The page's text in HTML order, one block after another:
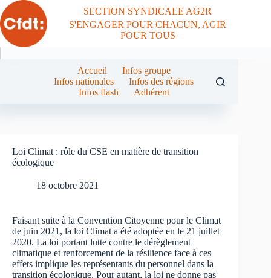
Passer
au
contenu
SECTION SYNDICALE AG2R
S'ENGAGER POUR CHACUN, AGIR
POUR TOUS
Accueil
Infos groupe
Infos nationales
Infos des régions
Infos flash
Adhérent
Loi Climat : rôle du CSE en matière de transition
écologique
18 octobre 2021
Faisant suite à la Convention Citoyenne pour le Climat
de juin 2021, la loi Climat a été adoptée en le 21 juillet
2020. La loi portant lutte contre le dérèglement
climatique et renforcement de la résilience face à ces
effets implique les représentants du personnel dans la
transition écologique. Pour autant, la loi ne donne pas